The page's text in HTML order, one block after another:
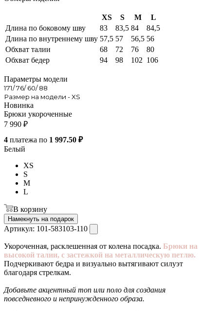
XS S M
L
Длина по боковому шву
83 83,5 84
84,5
Длина по внутреннему шву 57,5 57 56,5 56
Обхват талии
68 72 76
80
Обхват бедер
94 98 102 106
Параметры модели
171/ 76/ 60/ 88
Размер на модели - XS
Новинка
Брюки укороченные
7 990 ₽
4 платежа по 1 997.50 ₽
Белый
XS
S
M
L
В корзину
Намекнуть на подарок
Артикул: 101-583103-110
Укороченная, расклешенная от колена посадка. Брюки на
высокой талии, с застежкой на металлическую петлю.
Подчеркивают бедра и визуально вытягивают силуэт
благодаря стрелкам.
Добавьте акцентный топ или поло для создания
повседневного и непринужденного образа.